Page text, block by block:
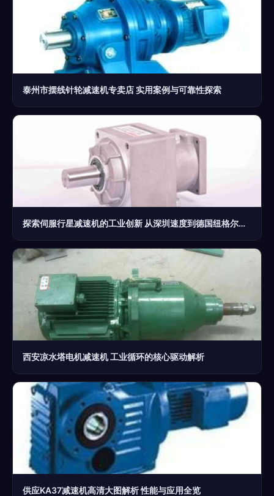
泰州市摆线针轮减速机专卖店 实用案例与可靠性探索
探索伺服行星减速机的工业创新 从深圳速度到德国纽格尔的精湛传动
西安凉水塔电机减速机 工业循环的核心驱动解析
供应KA37减速机高清大图解析 性能与应用全览